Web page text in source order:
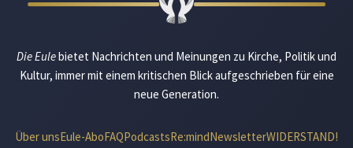
Die Eulebietet Nachrichten und Meinungen zu Kirche, Politik und
Kultur, immer mit einem kritischen Blick aufgeschrieben für eine
neue Generation.
Über unsEule-AboFAQPodcastsRe:mindNewsletterWIDERSTAND!